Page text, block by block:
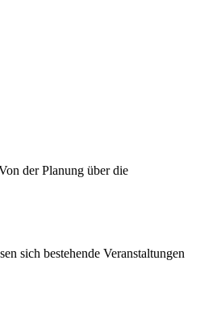
der Planung über die
sich bestehende Veranstaltungen